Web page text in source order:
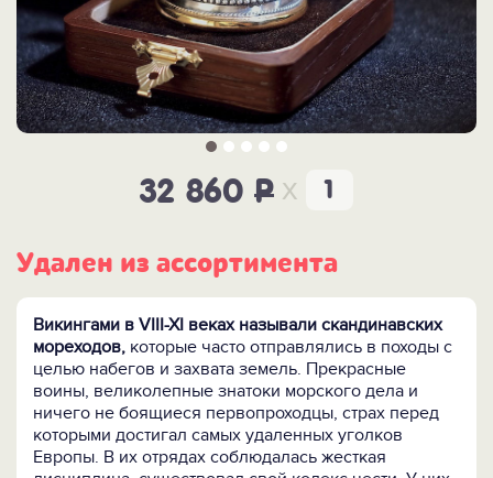
32 860 P x
Удален из ассортимента
Викингами в VIII-XI веках называли скандинавских
мореходов, которые часто отправлялись в походы с
целью набегов и захвата земель. Прекрасные
воины, великолепные знатоки морского дела и
ничего не боящиеся первопроходцы, страх перед
которыми достигал самых удаленных уголков
Европы. В их отрядах соблюдалась жесткая